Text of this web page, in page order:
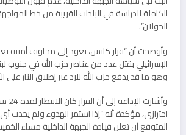
الكاملة للدراسة في البلدات القريبة من خط
الجولان”.
وأوضحت أن “قرار كاتس، يعود إلى مخاوف أمنية
الإسرائيلي بقتل عدد من عناصر حزب الله في جنوب
وهو ما قد يدفع حزب الله للرد عبر إطلاق النار على
احترازي، مؤكدة أنه “إذا استمر الهدوء ولم يحدث
المتوقع أن تعلن قيادة الجبهة الداخلية مساء